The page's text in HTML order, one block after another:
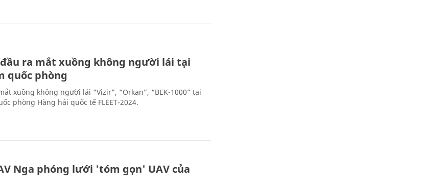
ra mắt xuồng không người lái tại
quốc phòng
xuồng không người lái “Vizir”, “Orkan”, “BEK-1000” tại
phòng Hàng hải quốc tế FLEET-2024.
Nga phóng lưới 'tóm gọn' UAV của